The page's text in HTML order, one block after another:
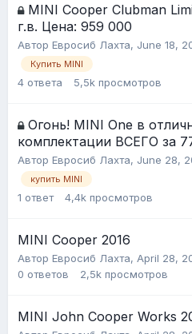
MINI Cooper Clubman
г.в. Цена: 959 000
Автор Евросиб Лахта, June 18,
Купить MINI
4 ответа 5,5k просмотров
Огонь! MINI One в
комплектации ВСЕГО за
Автор Евросиб Лахта, June 28,
купить MINI
1 ответ 4,4k просмотров
MINI Cooper 2016
Автор Евросиб Лахта, April 28,
0 ответов 2,5k просмотров
MINI John Cooper Works